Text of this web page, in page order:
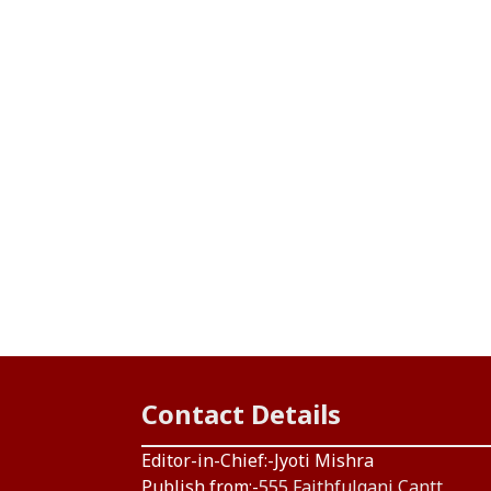
Contact Details
Editor-in-Chief:-Jyoti Mishra